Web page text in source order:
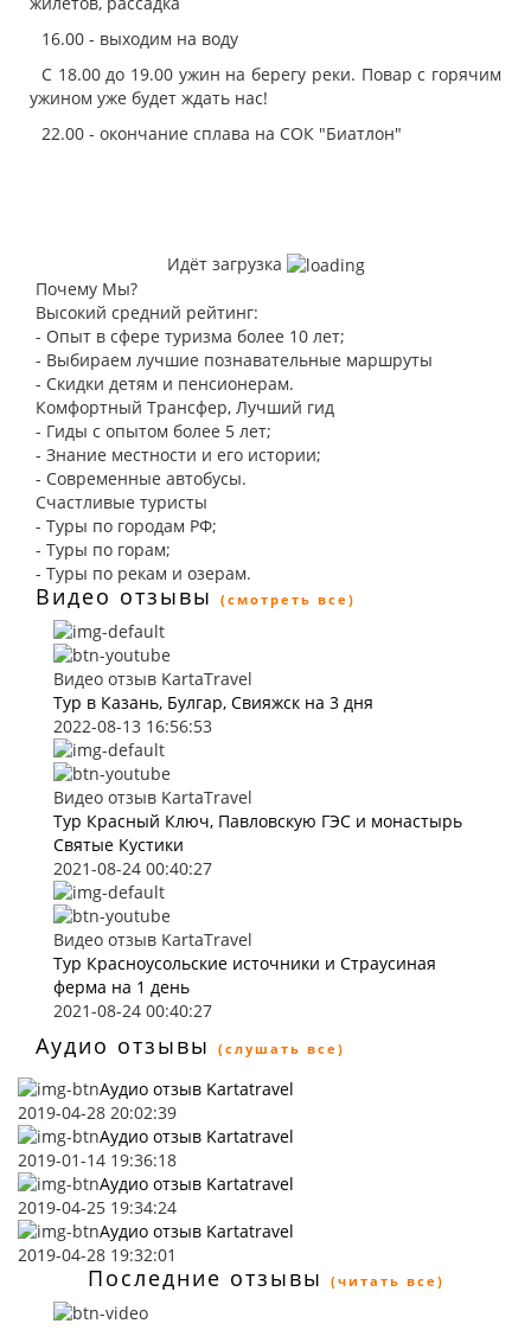
16.00 - выходим на воду
С 18.00 до 19.00 ужин на берегу реки. Повар с горячим
ужином уже будет ждать нас!
22.00 - окончание сплава на СОК "Биатлон"
Идёт загрузка
Почему Мы?
Высокий средний рейтинг:
- Опыт в сфере туризма более 10 лет;
- Выбираем лучшие познавательные маршруты
- Скидки детям и пенсионерам.
Комфортный Трансфер, Лучший гид
- Гиды с опытом более 5 лет;
- Знание местности и его истории;
- Современные автобусы.
Счастливые туристы
- Туры по городам РФ;
- Туры по горам;
- Туры по рекам и озерам.
Видео отзывы (смотреть все)
Видео отзыв KartaTravel
Тур в Казань, Булгар, Свияжск на 3 дня
2022-08-13 16:56:53
Видео отзыв KartaTravel
Тур Красный Ключ, Павловскую ГЭС и монастырь
Святые Кустики
2021-08-24 00:40:27
Видео отзыв KartaTravel
Тур Красноусольские источники и Страусиная
ферма на 1 день
2021-08-24 00:40:27
Аудио отзывы (слушать все)
Аудио отзыв Kartatravel
2019-04-28 20:02:39
Аудио отзыв Kartatravel
2019-01-14 19:36:18
Аудио отзыв Kartatravel
2019-04-25 19:34:24
Аудио отзыв Kartatravel
2019-04-28 19:32:01
Последние отзывы (читать все)